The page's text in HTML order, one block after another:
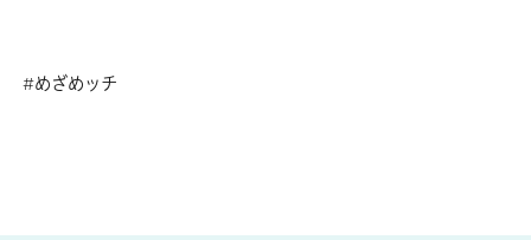
めざめッチ